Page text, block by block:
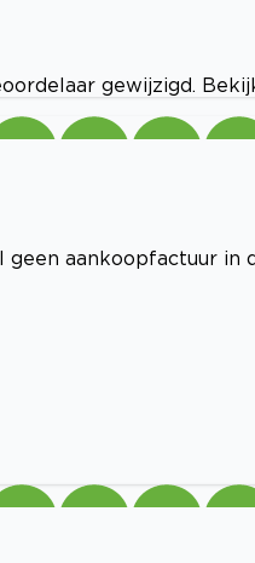
gewijzigd.
aankoopfactuur in